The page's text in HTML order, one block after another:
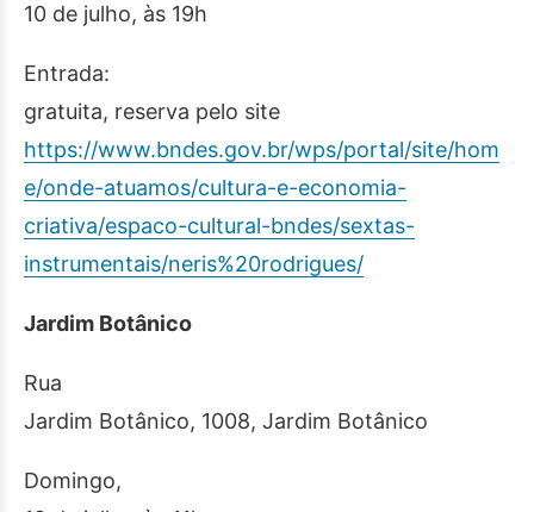
10 de julho, às 19h
Entrada:
gratuita, reserva pelo site
https://www.bndes.gov.br/wps/portal/site/hom
e/onde-atuamos/cultura-e-economia-
criativa/espaco-cultural-bndes/sextas-
instrumentais/neris%20rodrigues/
Jardim Botânico
Rua
Jardim Botânico, 1008, Jardim Botânico
Domingo,